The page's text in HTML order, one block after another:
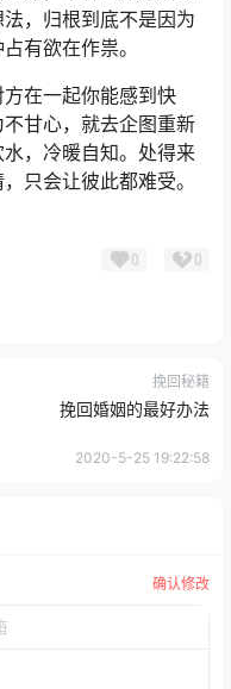
，归根到底不是因为
有欲在作祟。
在一起你能感到快
甘心，就去企图重新
，冷暖自知。处得来
只会让彼此都难受。
0 0
挽回秘籍
挽回婚姻的最好办法
2020-5-25 19:22:58
确认修改